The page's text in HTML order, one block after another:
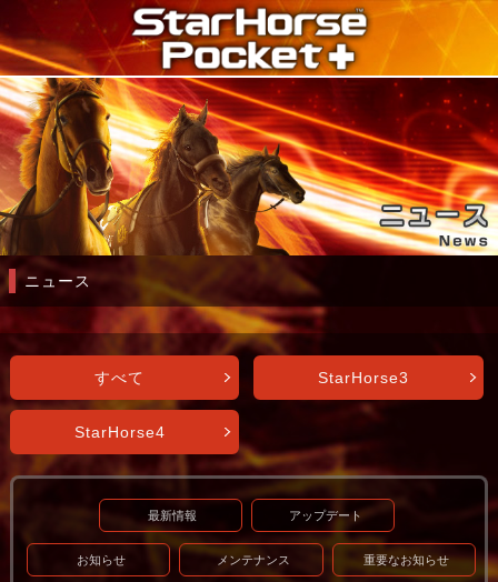
ニュース
すべて StarHorse3
StarHorse4
最新情報 アップデート
お知らせ メンテナンス 重要なお知らせ